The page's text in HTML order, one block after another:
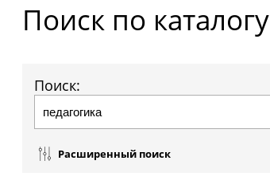
Поиск по каталогу
Поиск:
Расширенный поиск